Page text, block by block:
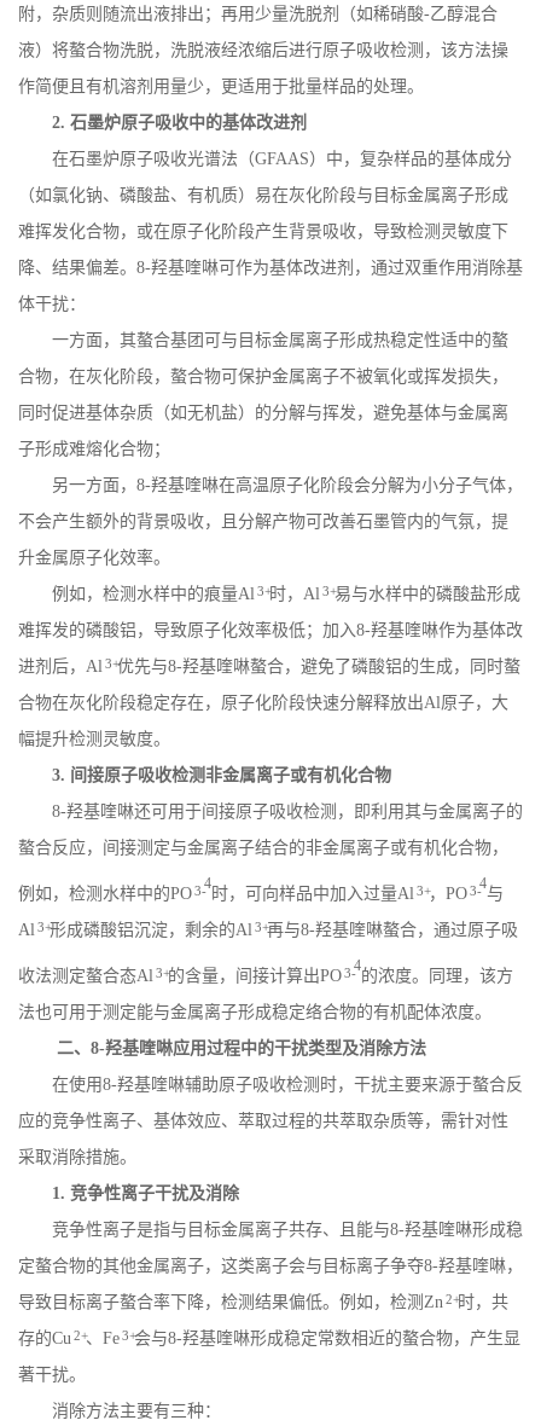
附，杂质则随流出液排出；再用少量洗脱剂（如稀硝酸-乙醇混合
液）将螯合物洗脱，洗脱液经浓缩后进行原子吸收检测，该方法操
作简便且有机溶剂用量少，更适用于批量样品的处理。
2.石墨炉原子吸收中的基体改进剂
在石墨炉原子吸收光谱法（GFAAS）中，复杂样品的基体成分
（如氯化钠、磷酸盐、有机质）易在灰化阶段与目标金属离子形成
难挥发化合物，或在原子化阶段产生背景吸收，导致检测灵敏度下
降、结果偏差。 8-羟基喹啉可作为基体改进剂，通过双重作用消除基
体干扰：
一方面，其螯合基团可与目标金属离子形成热稳定性适中的螯
合物，在灰化阶段，螯合物可保护金属离子不被氧化或挥发损失，
同时促进基体杂质（如无机盐）的分解与挥发，避免基体与金属离
子形成难熔化合物；
另一方面， 8-羟基喹啉在高温原子化阶段会分解为小分子气体，
不会产生额外的背景吸收，且分解产物可改善石墨管内的气氛，提
升金属原子化效率。
例如，检测水样中的痕量Al 3+时， Al 3+易与水样中的磷酸盐形成
难挥发的磷酸铝，导致原子化效率极低；加入8-羟基喹啉作为基体改
进剂后， Al 3+优先与8-羟基喹啉螯合，避免了磷酸铝的生成，同时螯
合物在灰化阶段稳定存在，原子化阶段快速分解释放出Al 原子，大
幅提升检测灵敏度。
3. 间接原子吸收检测非金属离子或有机化合物
8-羟基喹啉还可用于间接原子吸收检测，即利用其与金属离子的
螯合反应，间接测定与金属离子结合的非金属离子或有机化合物，
例如，检测水样中的PO3-4
时，可向样品中加入过量Al 3+， PO3-4
与
Al 3+形成磷酸铝沉淀，剩余的Al 3+再与8-羟基喹啉螯合，通过原子吸
收法测定螯合态Al 3+的含量，间接计算出PO3-4
的浓度。同理，该方
法也可用于测定能与金属离子形成稳定络合物的有机配体浓度。
二、8-羟基喹啉应用过程中的干扰类型及消除方法
在使用8-羟基喹啉辅助原子吸收检测时，干扰主要来源于螯合反
应的竞争性离子、基体效应、萃取过程的共萃取杂质等，需针对性
采取消除措施。
1.竞争性离子干扰及消除
竞争性离子是指与目标金属离子共存、且能与8-羟基喹啉形成稳
定螯合物的其他金属离子，这类离子会与目标离子争夺8-羟基喹啉，
导致目标离子螯合率下降，检测结果偏低。例如，检测 Zn 2+时，共
存的Cu 2+、 Fe3+会与8-羟基喹啉形成稳定常数相近的螯合物，产生显
著干扰。
消除方法主要有三种：